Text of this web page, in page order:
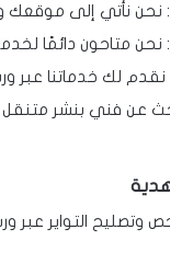
: نحن نأتي إلى موقعك
: نحن متاحون دائمًا
نقدم لك خدماتنا عبر
عن فني بنشر
التواير عبر